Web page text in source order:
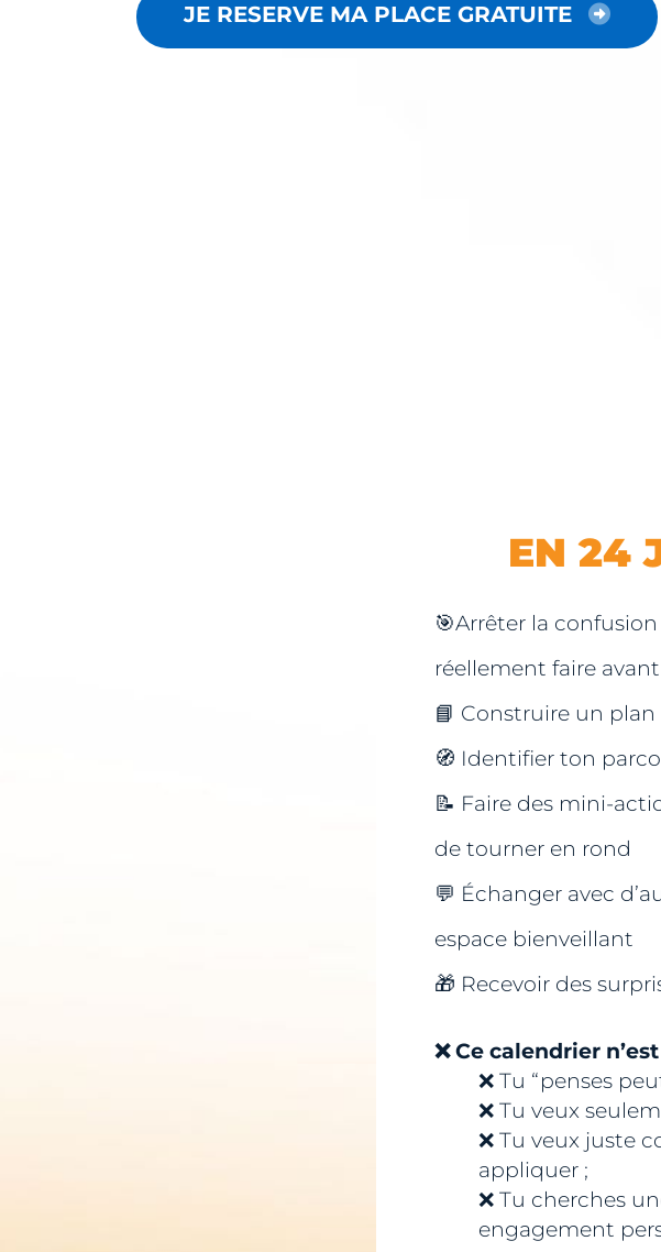
JE RESERVE MA PLACE GRATUITE
EN 24
🎯Arrêter la
réellement faire
📘 Construire un plan
🧭 Identifier ton
📝 Faire des mini-
de tourner en rond
💬 Échanger avec
espace bienveillant
🎁 Recevoir des
❌ Ce calendrier
❌ Tu “penses
❌ Tu veux
❌ Tu veux juste
appliquer ;
❌ Tu cherches
engagement